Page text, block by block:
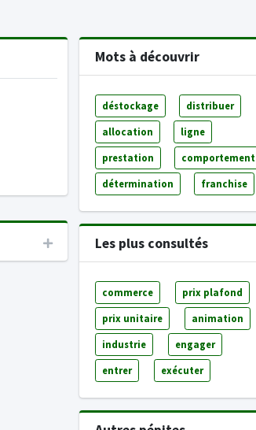
Mots à découvrir
déstockage distribuer
allocation ligne
prestation comportement
détermination franchise
Les plus consultés
commerce prix plafond
prix unitaire animation
industrie engager
entrer exécuter